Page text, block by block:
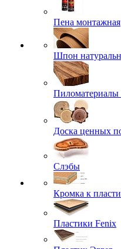
Пена монтажная
Шпон
Пиломатериалы
Доска ценных
Слэбы
Кромка к
Пластики Fenix